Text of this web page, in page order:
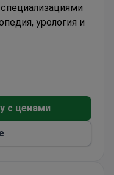
урология и
области
клиника была
медицинской
с ценами